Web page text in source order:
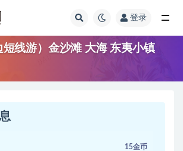
登录
线游）金沙滩 大海 东夷小镇
15金币